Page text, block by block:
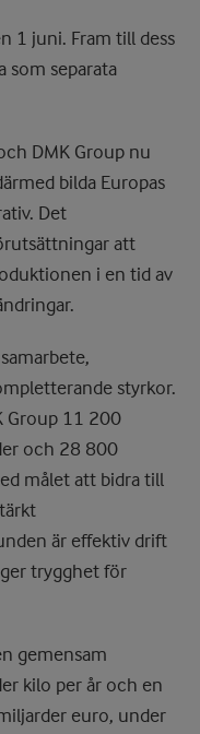
1 juni. Fram till dess
som separata
DMK Group nu
bilda Europas
Det
att
i en tid av
styrkor.
Group 11 200
och 28 800
målet att bidra till
är effektiv drift
trygghet för
gemensam
kilo per år och en
euro, under